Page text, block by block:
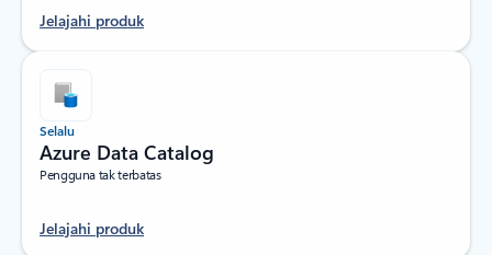
Jelajahi produk
Selalu
Azure Data Catalog
Pengguna tak terbatas
Jelajahi produk